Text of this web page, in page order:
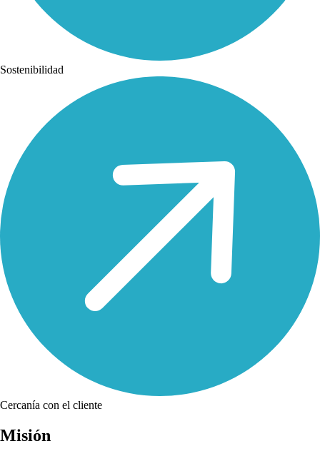
Sostenibilidad
Cercanía con el cliente
Misión